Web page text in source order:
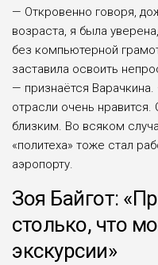
— Откровенно говоря,
возраста, я была
без компьютерной
заставила освоить
— признаётся
отрасли очень
близким. Во всяком
«политеха» тоже стал
аэропорту.
Зоя Байгот:
столько, что
экскурсии»